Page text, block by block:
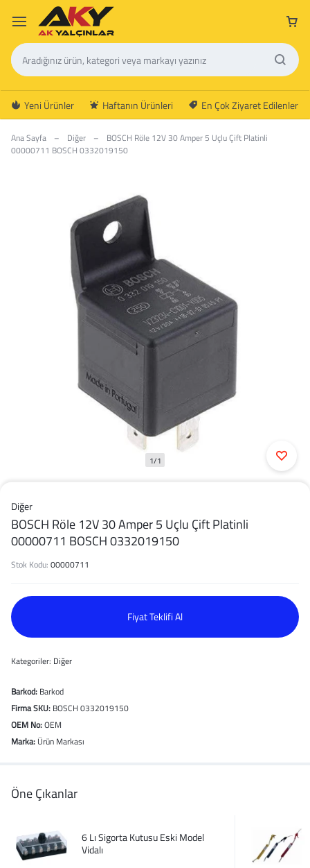
Yeni Ürünler Haftanın Ürünleri En Çok Ziyaret Edilenler
Ana Sayfa – Diğer –
BOSCH Röle 12V 30 Amper 5 Uçlu Çift Platinli
00000711 BOSCH 0332019150
1/1
Diğer
BOSCH Röle 12V 30 Amper 5 Uçlu Çift Platinli
00000711 BOSCH 0332019150
Stok Kodu: 00000711
Fiyat Teklifi Al
Kategoriler: Diğer
Barkod: Barkod
Firma SKU: BOSCH 0332019150
OEM No:OEM
Marka: Ürün Markası
Öne Çıkanlar
6 Lı Sigorta Kutusu Eski Model
Vidalı